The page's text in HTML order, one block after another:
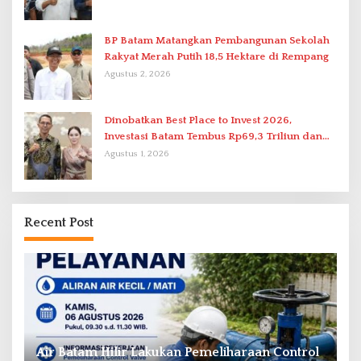
BP Batam Matangkan Pembangunan Sekolah
Rakyat Merah Putih 18,5 Hektare di Rempang
Agustus 2, 2026
Dinobatkan Best Place to Invest 2026,
Investasi Batam Tembus Rp69,3 Triliun dan
Ekonomi Tumbuh 6,76 Persen
Agustus 1, 2026
Recent Post
BP Batam Perkuat Penataan Administrasi